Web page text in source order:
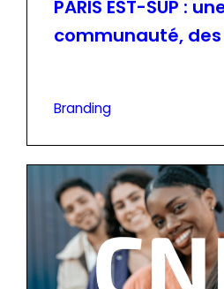
PARIS EST-SUP :
communauté,
Branding